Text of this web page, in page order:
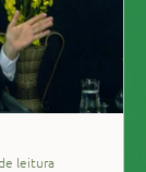
leitura